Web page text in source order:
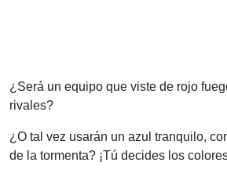
¿Será un equipo que viste de rojo
rivales?
¿O tal vez usarán un azul tranquilo,
de la tormenta? ¡Tú decides los